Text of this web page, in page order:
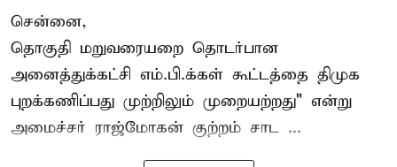
சென்னை,
தொகுதி மறுவரையறை தொடர்பான
அனைத்துக்கட்சி எம்.பி.க்கள் கூட்டத்தை திமுக
புறக்கணிப்பது முற்றிலும் முறையற்றது" என்று
அமைச்சர் ராஜ்மோகன் குற்றம் சாட ...